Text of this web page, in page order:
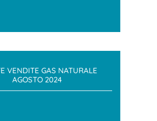
VENDITE GAS NATURALE
AGOSTO 2024